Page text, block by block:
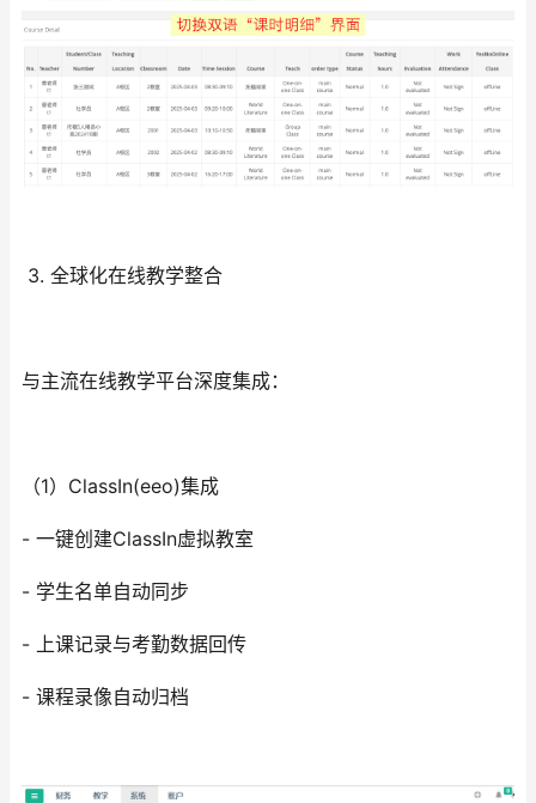
3. 全球化在线教学整合
与主流在线教学平台深度集成：
（1）ClassIn(eeo)集成
- 一键创建ClassIn虚拟教室
- 学生名单自动同步
- 上课记录与考勤数据回传
- 课程录像自动归档